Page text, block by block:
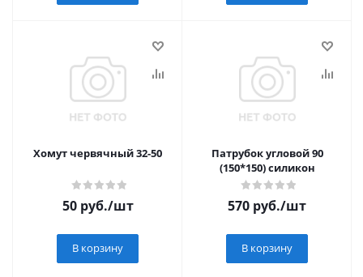
Хомут червячный 32-50
50руб./шт
В корзину
Патрубок угловой 90
(150*150) силикон
570 руб./шт
В корзину